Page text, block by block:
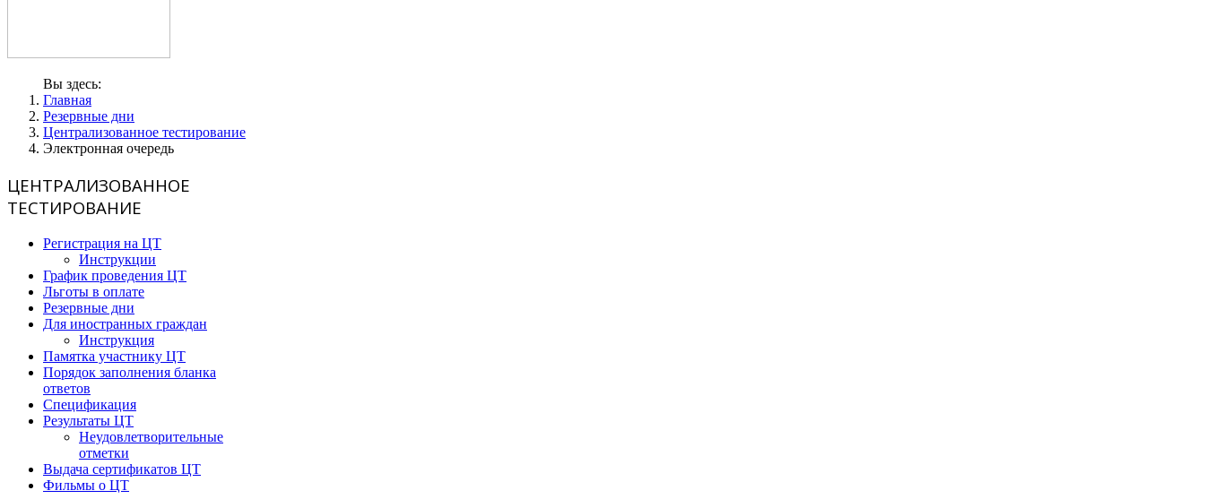
Вы здесь:
Главная
Резервные дни
Централизованное тестирование
Электронная очередь
ЦЕНТРАЛИЗОВАННОЕ
ТЕСТИРОВАНИЕ
Регистрация на ЦТ
Инструкции
График проведения ЦТ
Льготы в оплате
Резервные дни
Для иностранных граждан
Инструкция
Памятка участнику ЦТ
Порядок заполнения бланка
ответов
Спецификация
Результаты ЦТ
Неудовлетворительные
отметки
Выдача сертификатов ЦТ
Фильмы о ЦТ